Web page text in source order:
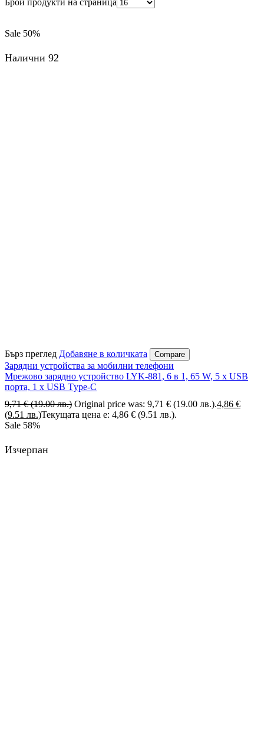
Sale 50%
Налични 92
Бърз преглед Добавяне в количката Compare
Зарядни устройства за мобилни телефони
Мрежово зарядно устройство LYK-881, 6 в 1, 65 W, 5 х USB
порта, 1 х USB Тype-C
9,71€ (19.00 лв.) Original price was: 9,71 € (19.00 лв.).4,86 €
(9.51 лв.)Текущата цена е: 4,86 € (9.51 лв.).
Sale 58%
Изчерпан